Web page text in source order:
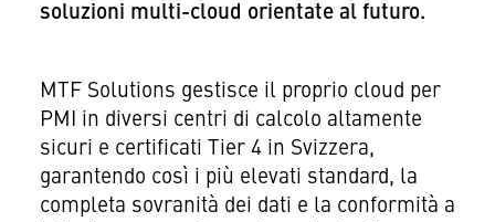
soluzioni multi-cloud orientate al futuro.
MTF Solutions gestisce il proprio cloud per
PMI in diversi centri di calcolo altamente
sicuri e certificati Tier 4 in Svizzera,
garantendo così i più elevati standard, la
completa sovranità dei dati e la conformità a